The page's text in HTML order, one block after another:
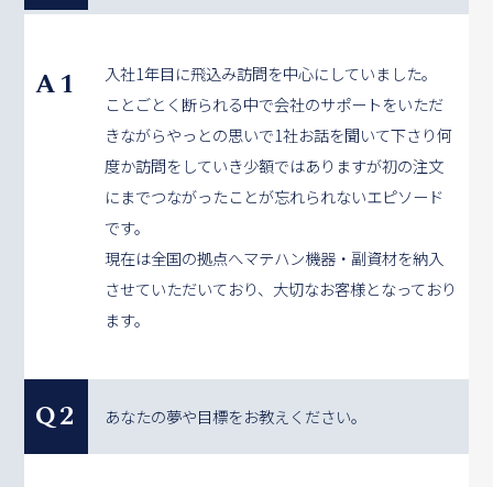
A1
入社1年目に飛込み訪問を中心にしていました。
ことごとく断られる中で会社のサポートをいただ
きながらやっとの思いで1社お話を聞いて下さり何
度か訪問をしていき少額ではありますが初の注文
にまでつながったことが忘れられないエピソード
です。
現在は全国の拠点へマテハン機器・副資材を納入
させていただいており、大切なお客様となっており
ます。
Q2 あなたの夢や目標をお教えください。